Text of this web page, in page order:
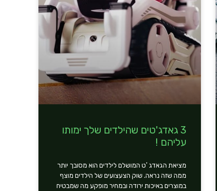
3 גאדג'טים שהילדים שלך ימותו
עליהם !
מציאת הגאדג 'ט המושלם לילדים הוא מסובך יותר
ממה שזה נראה. שוק הצעצועים של הילדים מוצף
במוצרים באיכות ירודה ובמחיר מופקע מה שמבטיח